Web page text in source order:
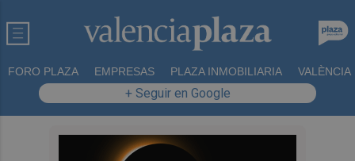
FORO PLAZA EMPRESAS PLAZA INMOBILIARIA VALÈNCIA
+ Seguir en Google